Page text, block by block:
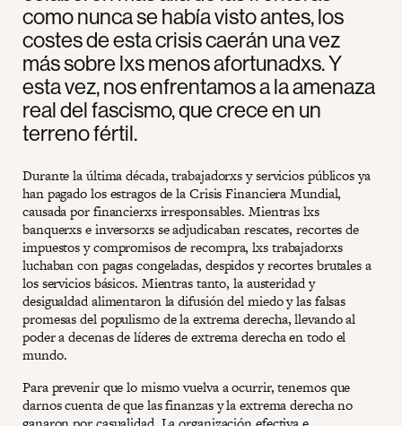
como nunca se había visto antes, los
costes de esta crisis caerán una vez
más sobre lxs menos afortunadxs. Y
esta vez, nos enfrentamos a la amenaza
real del fascismo, que crece en un
terreno fértil.
Durante la última década, trabajadorxs y servicios públicos ya
han pagado los estragos de la Crisis Financiera Mundial,
causada por financierxs irresponsables. Mientras lxs
banquerxs e inversorxs se adjudicaban rescates, recortes de
impuestos y compromisos de recompra, lxs trabajadorxs
luchaban con pagas congeladas, despidos y recortes brutales a
los servicios básicos. Mientras tanto, la austeridad y
desigualdad alimentaron la difusión del miedo y las falsas
promesas del populismo de la extrema derecha, llevando al
poder a decenas de líderes de extrema derecha en todo el
mundo.
Para prevenir que lo mismo vuelva a ocurrir, tenemos que
darnos cuenta de que las finanzas y la extrema derecha no